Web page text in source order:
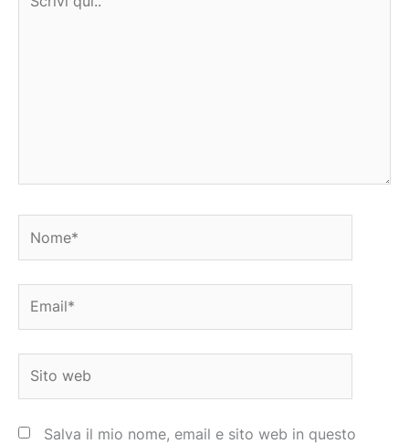
qui..
web
Salva il mio nome, email e sito web in questo